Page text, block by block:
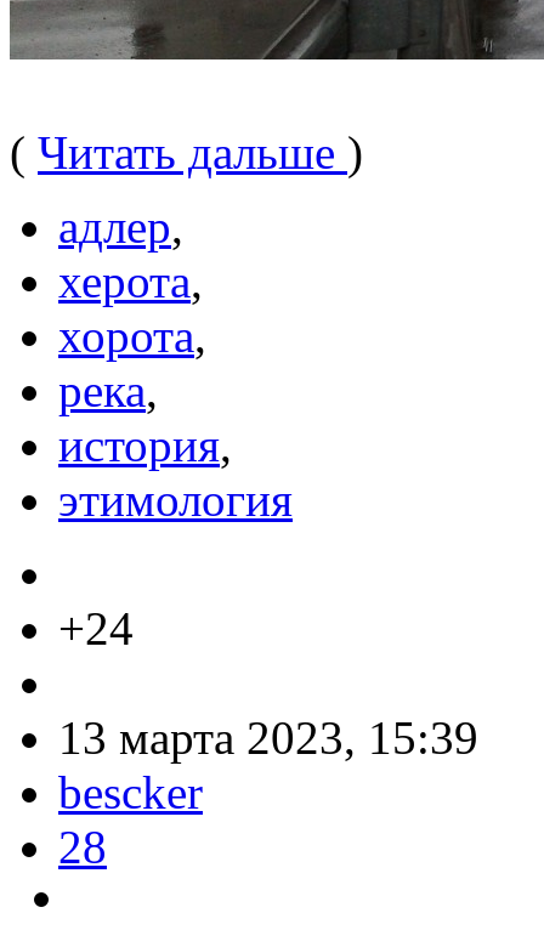
( Читать дальше )
адлер,
херота,
хорота,
река,
история,
этимология
+24
13 марта 2023, 15:39
bescker
28